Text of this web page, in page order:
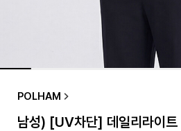
POLHAM
남성) [UV차단] 데일리라이트